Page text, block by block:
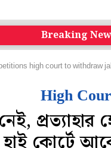
Breaking
high court to withdraw
High
প্রত্যাহার